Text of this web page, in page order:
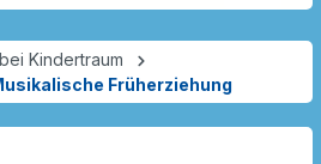
Kindertraum
Früherziehung